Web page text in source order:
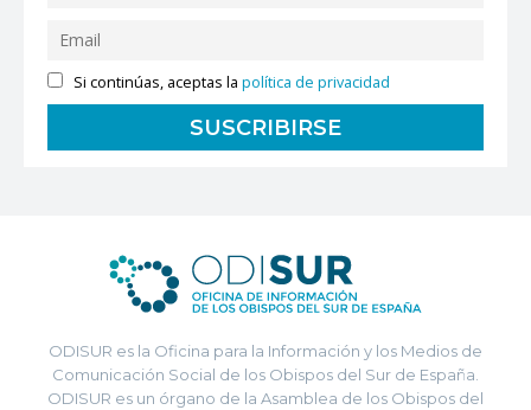
Si continúas, aceptas lapolítica de privacidad
ODISUR es la Oficina para la Información y los Medios de
Comunicación Social de los Obispos del Sur de España.
ODISUR es un órgano de la Asamblea de los Obispos del